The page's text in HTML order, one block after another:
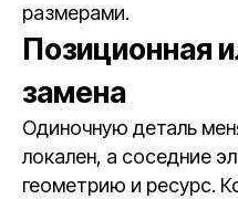
размерами.
Позиционная
замена
Одиночную деталь
локален, а соседние
геометрию и ресурс.